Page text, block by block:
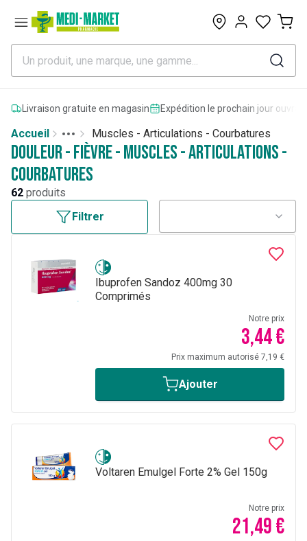
0
Livraison gratuite en magasin Expédition le prochain jour
Accueil
More
Toggle menu
Muscles - Articulations - Courbatures
Douleur - Fièvre - Muscles - Articulations -
Courbatures
62 produits
Filtrer
Ibuprofen Sandoz 400mg 30
Comprimés
Notre prix
3,44 €
Prix maximum autorisé 7,19 €
Ajouter
Voltaren Emulgel Forte 2% Gel 150g
Notre prix
21,49 €